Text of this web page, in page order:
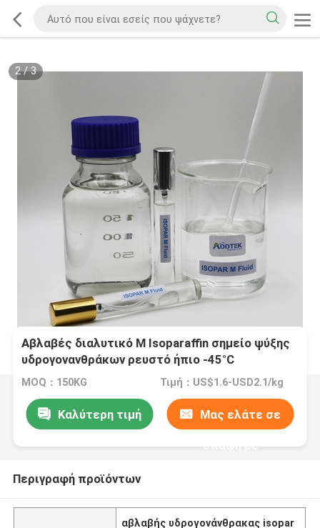
2/3
Αβλαβές διαλυτικό Μ Isoparaffin σημείο ψύξης
υδρογονανθράκων ρευστό ήπιο -45°C
MOQ：150KG Τιμή：US$1.6-USD2.1/kg
Καλύτερη τιμή Μας ελάτε σε
επαφή με
Περιγραφή προϊόντων
αβλαβής υδρογονάνθρακας isopar